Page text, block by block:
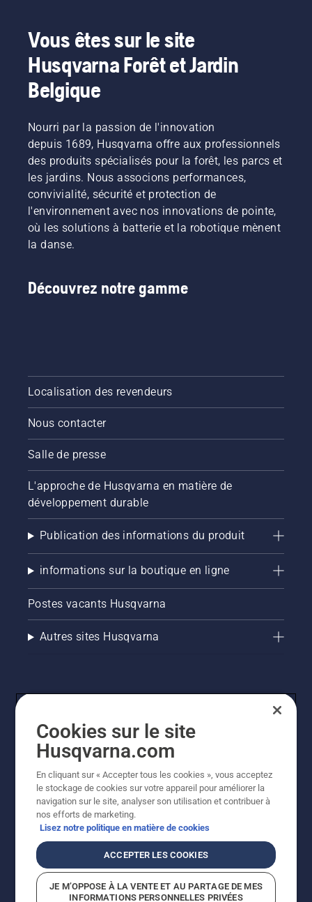
coupe supérieure.
La connaissance de ces différences facilite le
choix du taille-haies le mieux adapté à votre
haies. Pour une comparaison plus détaillée des
modèles et de leurs caractéristiques, consultez
notre guide des meilleurs taille-haies.
Principales caractéristiques à
prendre en compte
concentrez-vous sur les caractéristiques qui ont
Longueur de lame
Les lames plus longues améliorent l'efficacité
lors de la taille de grandes haies, tandis que les
lames plus courtes offrent un meilleur contrôle
pour un façonnage de précision
Capacité de coupe
haies peut traiter
Poids et ergonomie
Portée
Les taille-haies sur perche sont idéaux pour les
haies hautes ou difficiles d'accès
Ces caractéristiques vous permettent de
comparer les taille-haies en fonction de la
configuration de votre jardin, de la densité de la
haie et de la fréquence de taille.
Vous êtes sur le site
Husqvarna Forêt et Jardin
Belgique
Nourri par la passion de l'innovation
depuis 1689, Husqvarna offre aux professionnels
des produits spécialisés pour la forêt, les parcs et
les jardins. Nous associons performances,
convivialité, sécurité et protection de
l'environnement avec nos innovations de pointe,
où les solutions à batterie et la robotique mènent
la danse.
Découvrez notre gamme
Localisation des revendeurs
Nous contacter
Salle de presse
L'approche de Husqvarna en matière de
développement durable
Publication des informations du produit
informations sur la boutique en ligne
Postes vacants Husqvarna
Autres sites Husqvarna
© Husqvarna AB (publ). Tous droits réservés. Les prix
indiqués sont des prix de vente conseillés. Tous les prix
indiqués sont des prix de vente recommandés (TVA
incluse), sauf si le produit est disponible pour un achat
direct.
Politique relative aux cookiesConditions d'utilisation
Cookies sur le site
Husqvarna.com
En cliquant sur « Accepter tous les cookies », vous acceptez
le stockage de cookies sur votre appareil pour améliorer la
navigation sur le site, analyser son utilisation et contribuer à
nos efforts de marketing.
Lisez notre politique en matière de cookies
ACCEPTER LES COOKIES
JE M’OPPOSE À LA VENTE ET AU PARTAGE DE MES
INFORMATIONS PERSONNELLES PRIVÉES